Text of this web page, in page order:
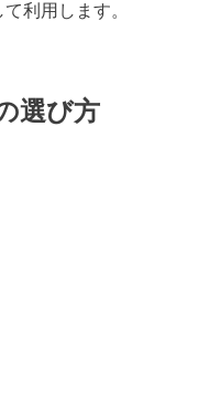
利用します。
選び方